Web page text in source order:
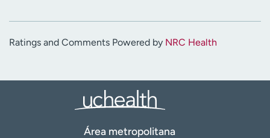
Ratings and Comments Powered by NRC Health
Área metropolitana